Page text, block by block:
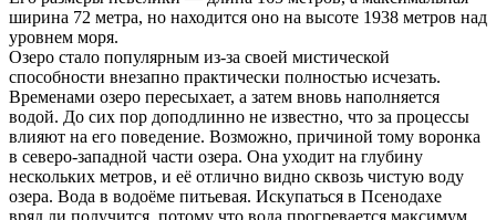
ширина 72 метра, но находится оно на высоте 1938 метров над
уровнем моря.
Озеро стало популярным из-за своей мистической
способности внезапно практически полностью исчезать.
Временами озеро пересыхает, а затем вновь наполняется
водой. До сих пор доподлинно не известно, что за процессы
влияют на его поведение. Возможно, причиной тому воронка
в северо-западной части озера. Она уходит на глубину
нескольких метров, и её отлично видно сквозь чистую воду
озера. Вода в водоёме питьевая. Искупаться в Псенодахе